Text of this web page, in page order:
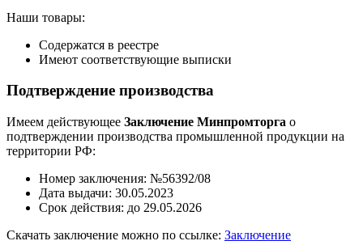
Наши товары:
Содержатся в реестре
Имеют соответствующие выписки
Подтверждение производства
Имеем действующее Заключение Минпромторга о
подтверждении производства промышленной продукции на
территории РФ:
Номер заключения: №56392/08
Дата выдачи: 30.05.2023
Срок действия: до 29.05.2026
Скачать заключение можно по ссылке: Заключение